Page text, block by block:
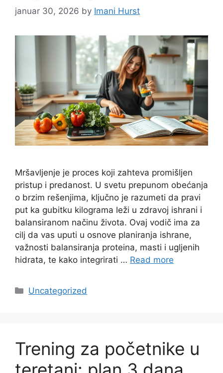
januar 30, 2026 by Imani Hurst
Mršavljenje je proces koji zahteva promišljen
pristup i predanost. U svetu prepunom obećanja
o brzim rešenjima, ključno je razumeti da pravi
put ka gubitku kilograma leži u zdravoj ishrani i
balansiranom načinu života. Ovaj vodič ima za
cilj da vas uputi u osnove planiranja ishrane,
važnosti balansiranja proteina, masti i ugljenih
hidrata, te kako integrirati … Read more
Categories
Uncategorized
Trening za početnike u